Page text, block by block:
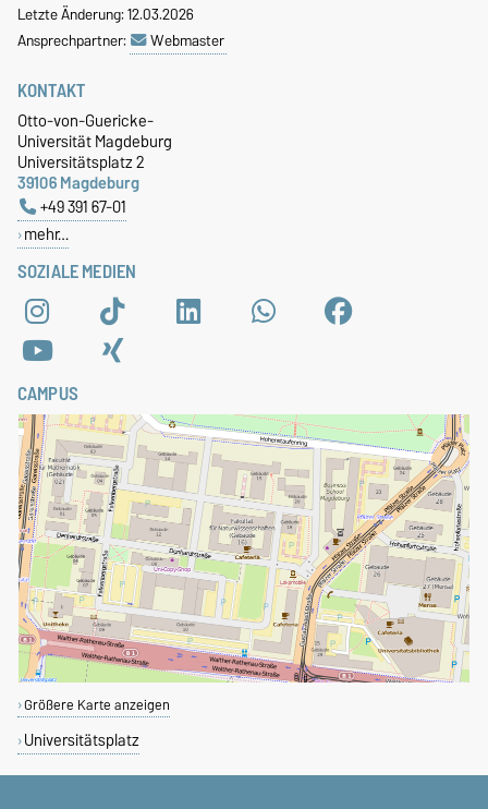
Letzte Änderung: 12.03.2026
Ansprechpartner:
Webmaster
SOZIALE MEDIEN
KONTAKT
Otto-von-Guericke-
Universität Magdeburg
Universitätsplatz 2
39106 Magdeburg
+49 391 67-01
mehr…
CAMPUS
Größere Karte anzeigen
Universitätsplatz